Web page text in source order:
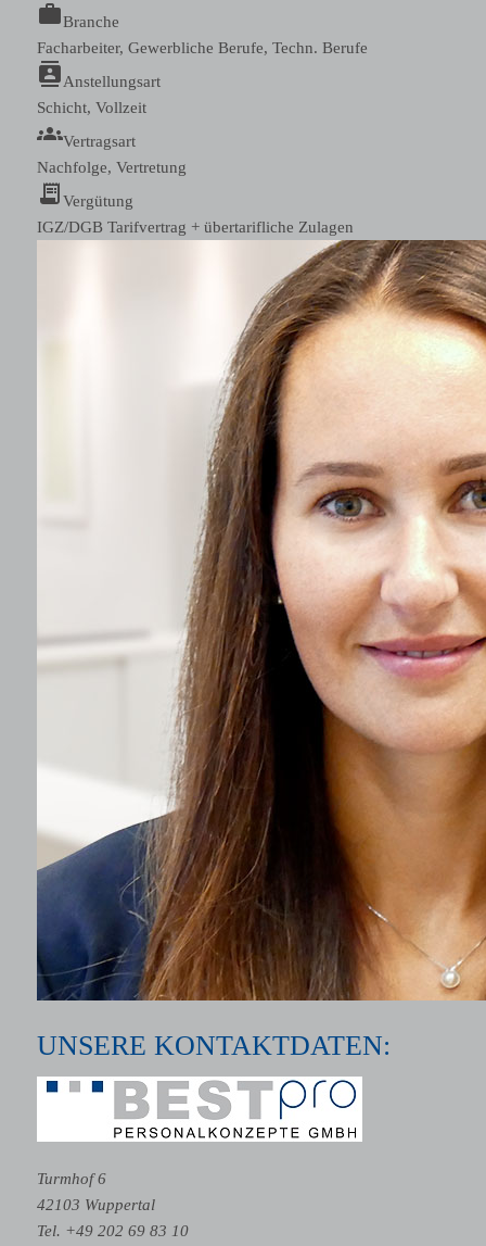
workBranche
Facharbeiter, Gewerbliche Berufe, Techn. Berufe
contactsAnstellungsart
Schicht, Vollzeit
groupsVertragsart
Nachfolge, Vertretung
receipt_long Vergütung
IGZ/DGB Tarifvertrag + übertarifliche Zulagen
UNSERE KONTAKTDATEN:
Turmhof 6
42103 Wuppertal
Tel. +49 202 69 83 10